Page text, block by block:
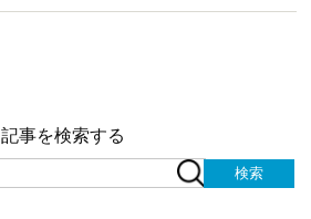
記事を検索する